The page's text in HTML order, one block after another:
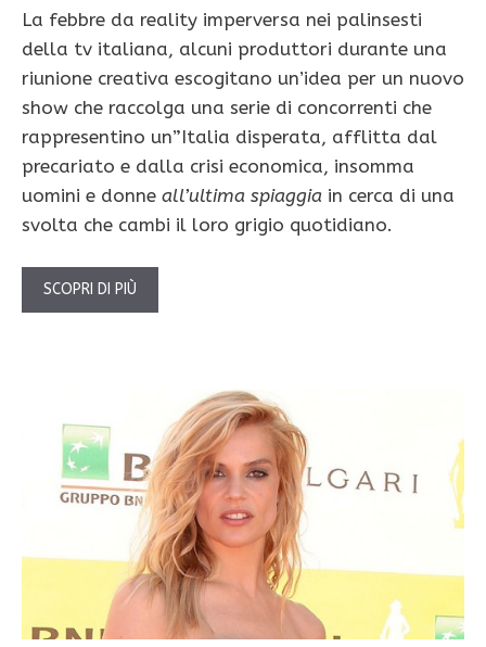
La febbre da reality imperversa nei palinsesti
della tv italiana, alcuni produttori durante una
riunione creativa escogitano un’idea per un nuovo
show che raccolga una serie di concorrenti che
rappresentino un”Italia disperata, afflitta dal
precariato e dalla crisi economica, insomma
uomini e donne all’ultima spiaggia in cerca di una
svolta che cambi il loro grigio quotidiano.
SCOPRI DI PIÙ